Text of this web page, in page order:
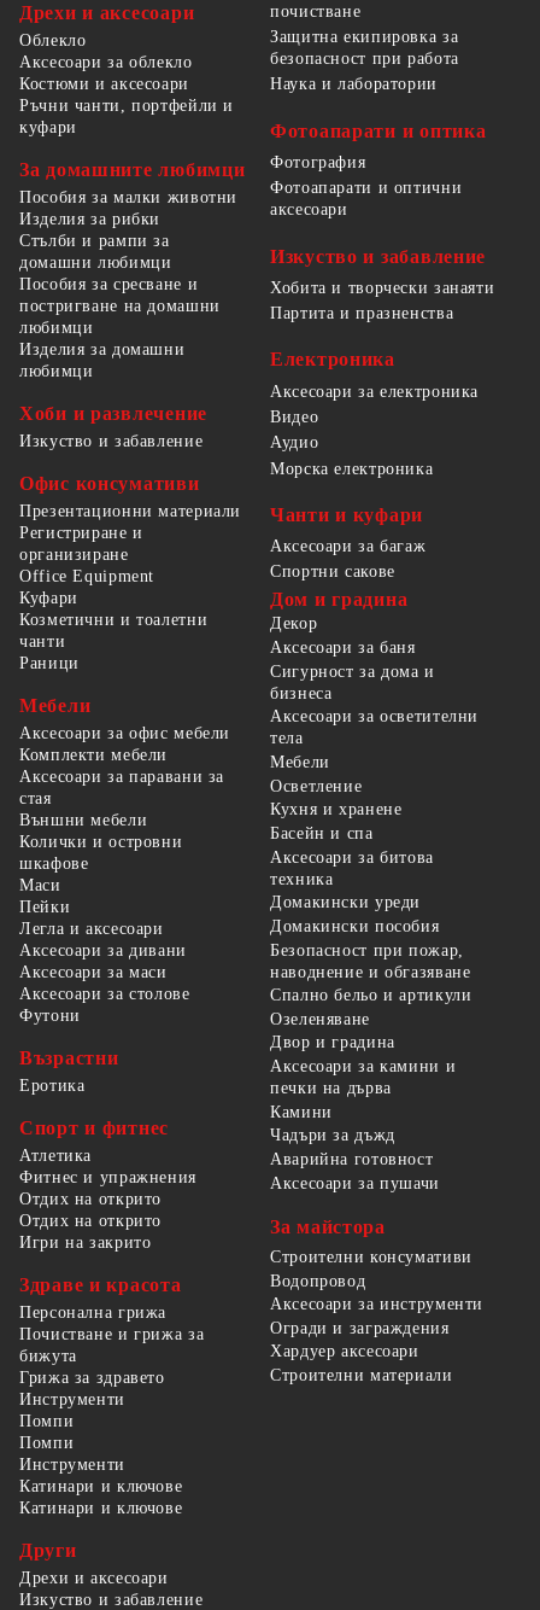
Дрехи и аксесоари
Облекло
Аксесоари за облекло
Костюми и аксесоари
Ръчни чанти, портфейли и
куфари
За домашните любимци
Пособия за малки животни
Изделия за рибки
Стълби и рампи за
домашни любимци
Пособия за сресване и
постригване на домашни
любимци
Изделия за домашни
любимци
Хоби и развлечение
Изкуство и забавление
Офис консумативи
Презентационни материали
Регистриране и
организиране
Office Equipment
почистване
Защитна екипировка за
безопасност при работа
Наука и лаборатории
Фотоапарати и оптика
Фотография
Фотоапарати и оптични
аксесоари
Изкуство и забавление
Хобита и творчески занаяти
Партита и празненства
Електроника
Аксесоари за електроника
Видео
Аудио
Морска електроника
Чанти и куфари
Аксесоари за багаж
Спортни сакове
Куфари
Козметични и тоалетни
чанти
Раници
Мебели
Аксесоари за офис мебели
Комплекти мебели
Аксесоари за паравани за
стая
Външни мебели
Колички и островни
шкафове
Маси
Пейки
Легла и аксесоари
Аксесоари за дивани
Аксесоари за маси
Аксесоари за столове
Футони
Възрастни
Еротика
Спорт и фитнес
Атлетика
Фитнес и упражнения
Отдих на открито
Отдих на открито
Игри на закрито
Здраве и красота
Персонална грижа
Почистване и грижа за
бижута
Грижа за здравето
Дом и градина
Декор
Аксесоари за баня
Сигурност за дома и
бизнеса
Аксесоари за осветителни
тела
Мебели
Осветление
Кухня и хранене
Басейн и спа
Аксесоари за битова
техника
Домакински уреди
Домакински пособия
Безопасност при пожар,
наводнение и обгазяване
Спално бельо и артикули
Озеленяване
Двор и градина
Аксесоари за камини и
печки на дърва
Камини
Чадъри за дъжд
Аварийна готовност
Аксесоари за пушачи
За майстора
Строителни консумативи
Водопровод
Аксесоари за инструменти
Огради и заграждения
Хардуер аксесоари
Строителни материали
Инструменти
Помпи
Помпи
Инструменти
Катинари и ключове
Катинари и ключове
Други
Дрехи и аксесоари
Изкуство и забавление